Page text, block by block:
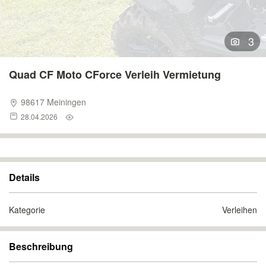
3
Quad CF Moto CForce Verleih Vermietung
98617 Meiningen
28.04.2026
Details
Kategorie Verleihen
Beschreibung